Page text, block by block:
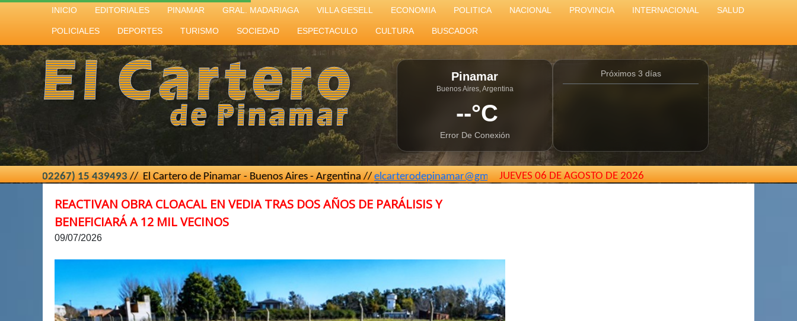
INICIO EDITORIALES PINAMAR GRAL. MADARIAGA VILLA GESELL ECONOMIA POLITICA NACIONAL PROVINCIA INTERNACIONAL SALUD
POLICIALES DEPORTES TURISMO SOCIEDAD ESPECTACULO CULTURA BUSCADOR
Pinamar
Buenos Aires, Argentina
--°C
Error De Conexión
Próximos 3 días
15 439493// El Cartero de Pinamar - Buenos Aires - Argentina //elcarterodepinamar@gmail.com JUEVES 06 DE AGOSTO DE 2026
REACTIVAN OBRA CLOACAL EN VEDIA TRAS DOS AÑOS DE PARÁLISIS Y
BENEFICIARÁ A 12 MIL VECINOS
09/07/2026